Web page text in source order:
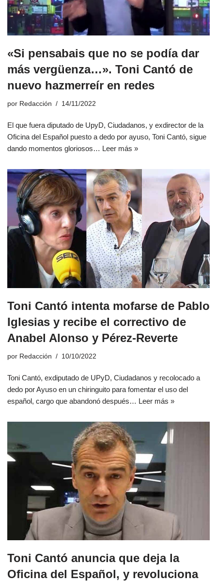
«Si pensabais que no se podía dar
más vergüenza…». Toni Cantó de
nuevo hazmerreír en redes
por Redacción 14/11/2022
El que fuera diputado de UpyD, Ciudadanos, y exdirector de la
Oficina del Español puesto a dedo por ayuso, Toni Cantó, sigue
dando momentos gloriosos… Leer más »
Toni Cantó intenta mofarse de Pablo
Iglesias y recibe el correctivo de
Anabel Alonso y Pérez-Reverte
por Redacción 10/10/2022
Toni Cantó, exdiputado de UPyD, Ciudadanos y recolocado a
dedo por Ayuso en un chiringuito para fomentar el uso del
español, cargo que abandonó después… Leer más »
Toni Cantó anuncia que deja la
Oficina del Español, y revoluciona